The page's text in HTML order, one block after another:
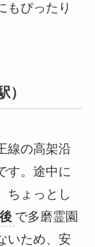
もぴったり
）
線の高架沿
す。途中に
ちょっとし
で多磨霊園
いため、安